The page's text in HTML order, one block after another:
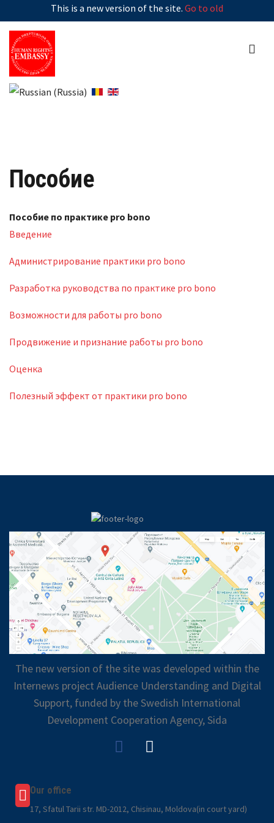
This is a new version of the site. Go to old
Пособие
Пособие по практике pro bono
Введение
Администрирование практики pro bono
Разработка руководства по практике pro bono
Возможности для работы pro bono
Продвижение и признание работы pro bono
Оценка
Полезный эффект от практики pro bono
The new version of the site was developed within the
Internews project Audience Understanding and Digital
Support, funded by the Swedish International
Development Cooperation Agency, Sida
Our office
17, Sfatul Tarii str. MD-2012, Chisinau, Moldova(in court yard)